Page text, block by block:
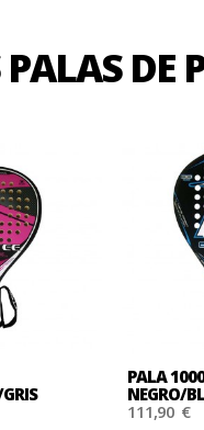
DE
PALA
NEGRO/
111,90 €